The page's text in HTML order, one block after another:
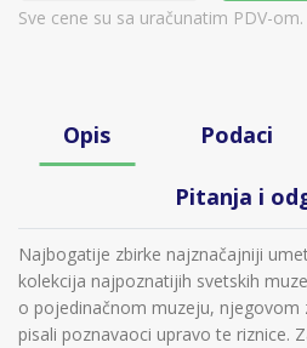
Sve cene su sa uračunatim PDV-om.
Opis Podaci
Pitanja i
Najbogatije zbirke najznačajniji
kolekcija najpoznatijih svetskih
o pojedinačnom muzeju, njegovom
pisali poznavaoci upravo te riznice.